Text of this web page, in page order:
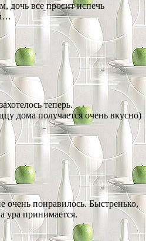
дочь все просит испечь
теперь.
дома получается очень вкусно)
очень понравилось. Быстренько,
ура принимается.